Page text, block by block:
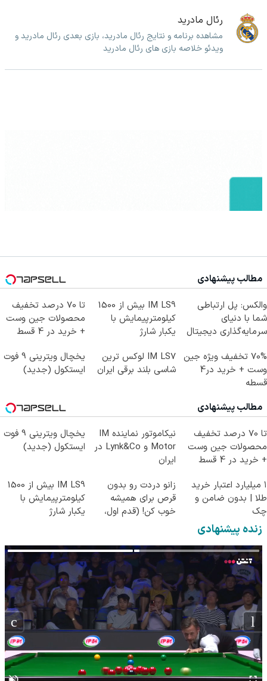
رئال مادرید
مشاهده برنامه و نتایج رئال مادرید، بازی بعدی رئال مادرید و
ویدئو خلاصه بازی های رئال مادرید
مطالب پیشنهادی
والکس: پل ارتباطی
شما با دنیای
سرمایه‌گذاری دیجیتال
IM LS9 بیش از 1500
کیلومترپیمایش با
یکبار شارژ
تا 70 درصد تخفیف
محصولات جین وست
+ خرید در 4 قسط
70% تخفیف ویژه جین
وست + خرید در4
قسطه
IM LS7 لوکس ترین
شاسی بلند برقی ایران
یخچال ویترینی 9 فوت
ایستکول (جدید)
مطالب پیشنهادی
تا 70 درصد تخفیف
محصولات جین وست
+ خرید در 4 قسط
نیکاموتور نماینده IM
Motor و Lynk&Co در
ایران
یخچال ویترینی 9 فوت
ایستکول (جدید)
۱ میلیارد اعتبار خرید
طلا | بدون ضامن و
چک
زانو دردت رو بدون
قرص برای همیشه
خوب کن! (قدم اول،
IM LS9 بیش از 1500
کیلومترپیمایش با
یکبار شارژ
زنده پیشنهادی